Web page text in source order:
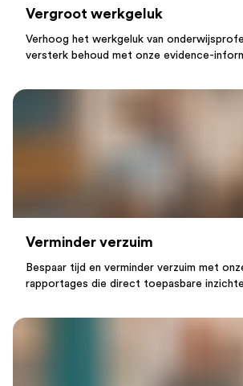
Vergroot werkgeluk
Verhoog het werkgeluk van
versterk behoud met onze evidence-
Verminder verzuim
Bespaar tijd en verminder verzuim met
rapportages die direct toepasbare